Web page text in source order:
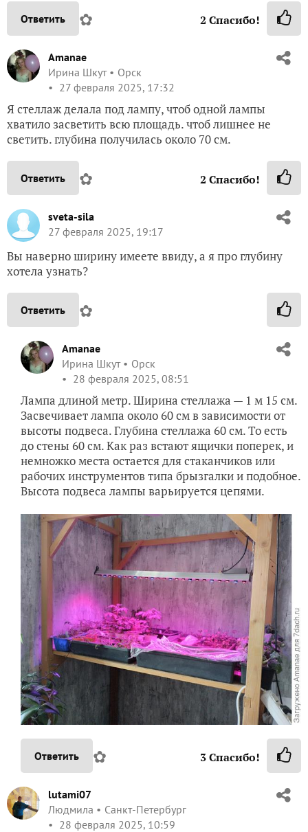
Ответить ✿ 2 Спасибо!
Amanae
Ирина Шкут
Орск
27 февраля 2025, 17:32
Я стеллаж делала под лампу, чтоб одной лампы
хватило засветить всю площадь. чтоб лишнее не
светить. глубина получилась около 70 см.
Ответить ✿ 2 Спасибо!
sveta-sila
27 февраля 2025, 19:17
Вы наверно ширину имеете ввиду, а я про глубину
хотела узнать?
Ответить ✿
Amanae
Ирина Шкут
Орск
28 февраля 2025, 08:51
Лампа длиной метр. Ширина стеллажа — 1 м 15 см.
Засвечивает лампа около 60 см в зависимости от
высоты подвеса. Глубина стеллажа 60 см. То есть
до стены 60 см. Как раз встают ящички поперек, и
немножко места остается для стаканчиков или
рабочих инструментов типа брызгалки и подобное.
Высота подвеса лампы варьируется цепями.
Ответить ✿ 3Спасибо!
lutami07
Людмила
Санкт-Петербург
28 февраля 2025, 10:59